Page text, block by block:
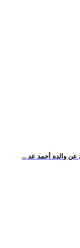
عن والده أحمد عد